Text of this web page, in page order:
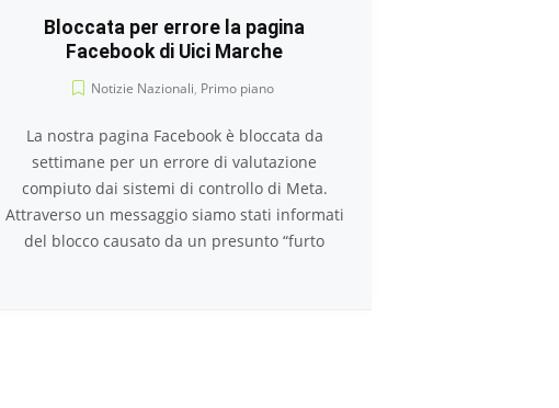
Bloccata per errore la pagina
Facebook di Uici Marche
Notizie Nazionali, Primo piano
La nostra pagina Facebook è bloccata da
settimane per un errore di valutazione
compiuto dai sistemi di controllo di Meta.
Attraverso un messaggio siamo stati informati
del blocco causato da un presunto “furto